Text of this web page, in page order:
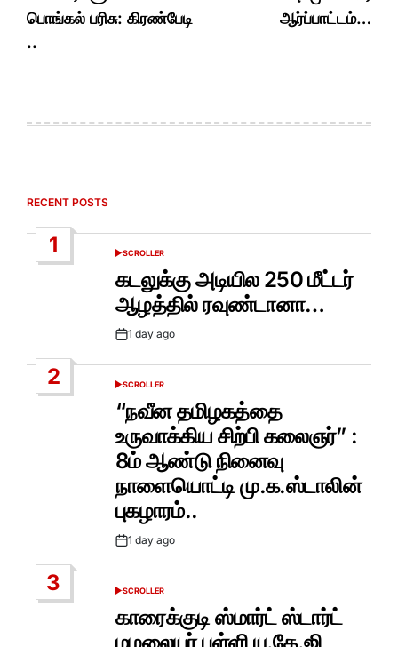
பொங்கல் பரிசு: கிரண்பேடி
..
ஆர்ப்பாட்டம்…
RECENT POSTS
1
POSTED
SCROLLER
கடலுக்கு அடியில 250 மீட்டர்
ஆழத்தில் ரவுண்டானா…
Post1 day ago
2
POSTED
IN
SCROLLER
“நவீன தமிழகத்தை
உருவாக்கிய சிற்பி கலைஞர்” :
8ம் ஆண்டு நினைவு
நாளையொட்டி மு.க.ஸ்டாலின்
புகழாரம்..
Post1 day ago
3
POSTED
SCROLLER
காரைக்குடி ஸ்மார்ட் ஸ்டார்ட்